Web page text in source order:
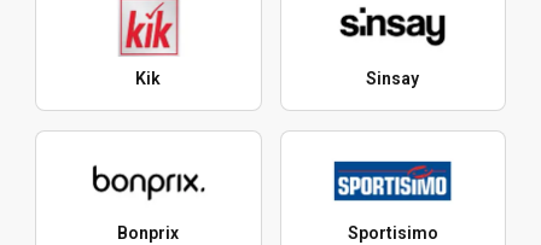
Kik Sinsay
Bonprix Sportisimo